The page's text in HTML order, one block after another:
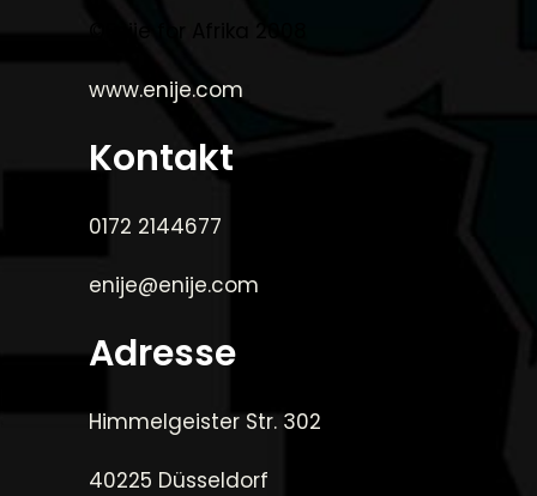
www.enije.com
Kontakt
0172 2144677
enije@enije.com
Adresse
Himmelgeister Str. 302
40225 Düsseldorf